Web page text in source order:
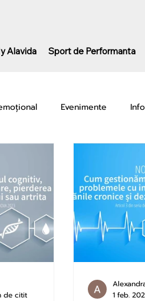
Alavida Sport de Performanta
Evenimente
de citit
1 feb.